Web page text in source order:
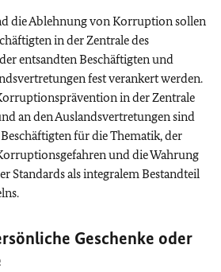
die Ablehnung von Korruption sollen
in der Zentrale des
entsandten Beschäftigten und
fest verankert werden.
in der Zentrale
an den Auslandsvertretungen sind
für die Thematik, der
und die Wahrung
Standards als integralem Bestandteil
Geschenke oder